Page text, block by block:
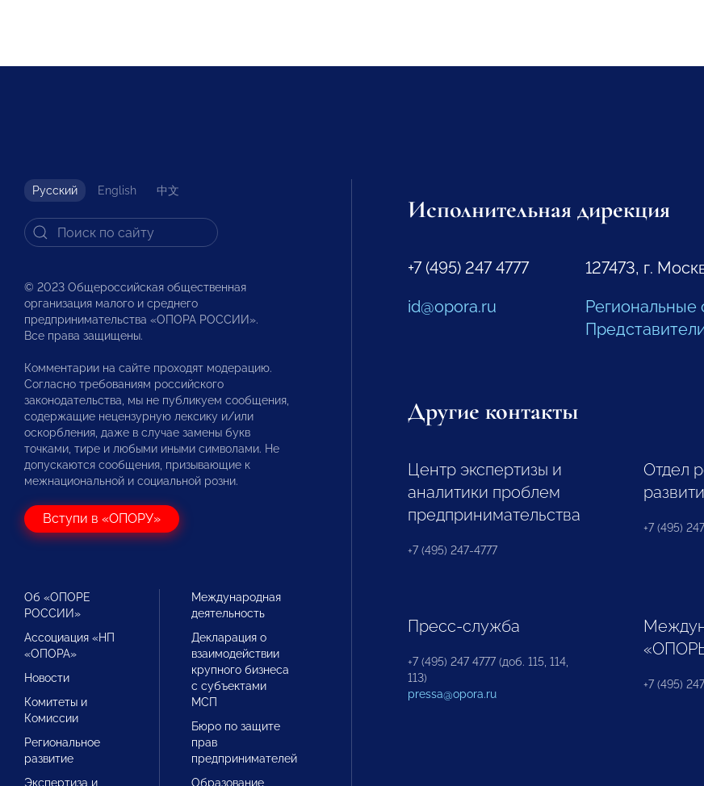
Русский English 中文
© 2023 Общероссийская общественная
организация малого и среднего
предпринимательства «ОПОРА РОССИИ».
Все права защищены.
Комментарии на сайте проходят модерацию.
Согласно требованиям российского
законодательства, мы не публикуем сообщения,
содержащие нецензурную лексику и/или
оскорбления, даже в случае замены букв
точками, тире и любыми иными символами. Не
допускаются сообщения, призывающие к
межнациональной и социальной розни.
Вступи в «ОПОРУ»
Об «ОПОРЕ
РОССИИ»
Ассоциация «НП
«ОПОРА»
Новости
Комитеты и
Комиссии
Региональное
развитие
Экспертиза и
Международная
деятельность
Декларация о
взаимодействии
крупного бизнеса
с субъектами
МСП
Бюро по защите
прав
предпринимателей
Образование
Исполнительная дирекция
+7 (495) 247 4777
id@opora.ru
127473, г.
Региональные
Другие контакты
Центр экспертизы и
аналитики проблем
предпринимательства
+7 (495) 247-4777
Отдел
+7 (495)
Пресс-служба
+7 (495) 247 4777 (доб. 115, 114,
113)
pressa@opora.ru
+7 (495)